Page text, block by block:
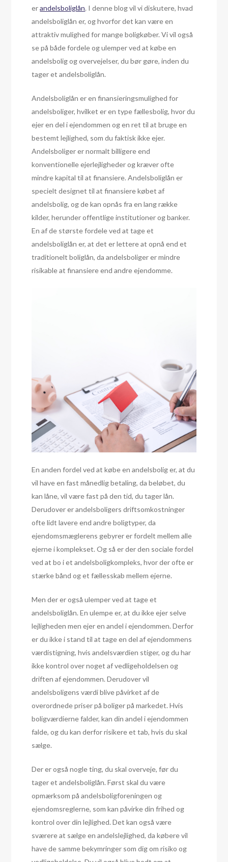
erandelsboliglån. I denne blog vil vi diskutere, hvad
andelsboliglån er, og hvorfor det kan være en
attraktiv mulighed for mange boligkøber. Vi vil også
se på både fordele og ulemper ved at købe en
andelsbolig og overvejelser, du bør gøre, inden du
tager et andelsboliglån.
Andelsboliglån er en finansieringsmulighed for
andelsboliger, hvilket er en type fællesbolig, hvor du
ejer en del i ejendommen og en ret til at bruge en
bestemt lejlighed, som du faktisk ikke ejer.
Andelsboliger er normalt billigere end
konventionelle ejerlejligheder og kræver ofte
mindre kapital til at finansiere. Andelsboliglån er
specielt designet til at finansiere købet af
andelsbolig, og de kan opnås fra en lang række
kilder, herunder offentlige institutioner og banker.
En af de største fordele ved at tage et
andelsboliglån er, at det er lettere at opnå end et
traditionelt boliglån, da andelsboliger er mindre
risikable at finansiere end andre ejendomme.
En anden fordel ved at købe en andelsbolig er, at du
vil have en fast månedlig betaling, da beløbet, du
kan låne, vil være fast på den tid, du tager lån.
Derudover er andelsboligers driftsomkostninger
ofte lidt lavere end andre boligtyper, da
ejendomsmæglerens gebyrer er fordelt mellem alle
ejerne i komplekset. Og så er der den sociale fordel
ved at bo i et andelsboligkompleks, hvor der ofte er
stærke bånd og et fællesskab mellem ejerne.
Men der er også ulemper ved at tage et
andelsboliglån. En ulempe er, at du ikke ejer selve
lejligheden men ejer en andel i ejendommen. Derfor
er du ikke i stand til at tage en del af ejendommens
værdistigning, hvis andelsværdien stiger, og du har
ikke kontrol over noget af vedligeholdelsen og
driften af ejendommen. Derudover vil
andelsboligens værdi blive påvirket af de
overordnede priser på boliger på markedet. Hvis
boligværdierne falder, kan din andel i ejendommen
falde, og du kan derfor risikere et tab, hvis du skal
sælge.
Der er også nogle ting, du skal overveje, før du
tager et andelsboliglån. Først skal du være
opmærksom på andelsboligforeningen og
ejendomsreglerne, som kan påvirke din frihed og
kontrol over din lejlighed. Det kan også være
sværere at sælge en andelslejlighed, da købere vil
have de samme bekymringer som dig om risiko og